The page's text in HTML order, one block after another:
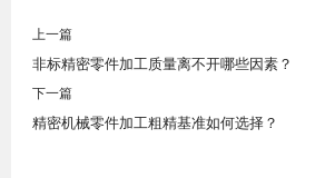
上一篇
非标精密零件加工质量离不开哪些因素？
下一篇
精密机械零件加工粗精基准如何选择？